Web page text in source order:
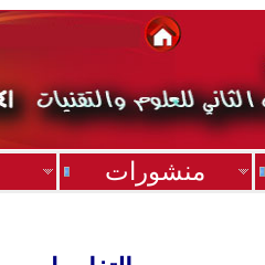
منشورات